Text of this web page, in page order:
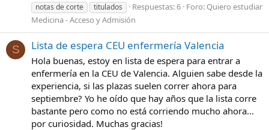
notas de corte
titulados Respuestas: 6 Foro: Quiero estudiar
Medicina - Acceso y Admisión
S Lista de espera CEU enfermería Valencia
Hola buenas, estoy en lista de espera para entrar a
enfermería en la CEU de Valencia. Alguien sabe desde la
experiencia, si las plazas suelen correr ahora para
septiembre? Yo he oído que hay años que la lista corre
bastante pero como no está corriendo mucho ahora…
por curiosidad. Muchas gracias!